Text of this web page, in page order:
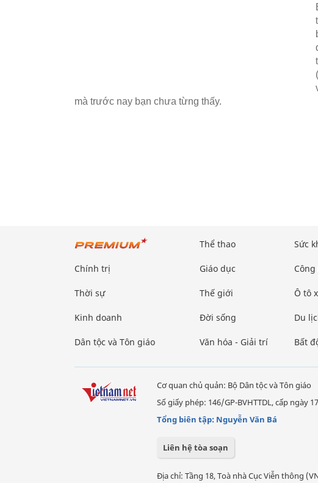
mà trước nay bạn chưa từng thấy.
Chính trị
Thời sự
Kinh doanh
Dân tộc và Tôn giáo
Thể thao
Giáo dục
Thế giới
Đời sống
Văn hóa - Giải trí
Sức
Ô tô
Du
Bất
Cơ quan chủ quản: Bộ Dân tộc và Tôn giáo
Số giấy phép: 146/GP-BVHTTDL, cấp ngày
Tổng biên tập: Nguyễn Văn Bá
Liên hệ tòa soạn
Địa chỉ: Tầng 18, Toà nhà Cục Viễn thông